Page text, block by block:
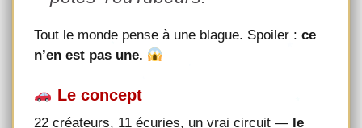
Tout le monde pense à une blague. Spoiler : ce
n’en est pas une.
Le concept
22 créateurs, 11 écuries, un vrai circuit — le